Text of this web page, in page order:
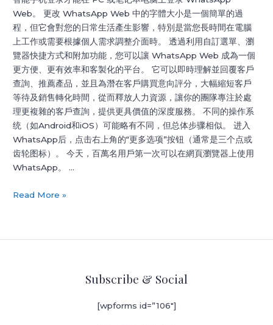
Web。 更改 WhatsApp Web 中的字體大小是一個簡單的過
程，但它會對您的日常生活產生影響，特別是當您長時間在電腦
上工作或需要根據個人需求調整介面時。 透過利用自訂選單、瀏
覽器快捷方式和附加功能，您可以讓 WhatsApp Web 成為一個
更方便、更有效率和客製化的平台。 它可以即時理解並回覆客戶
查詢、推薦產品，並且為潛在客戶購買意向評分，大幅縮短客戶
等待及銷售轉化時間，從而釋放人力資源，讓你的團隊專注於處
理更複雜的客戶查詢，提供更具價值的深度服務。 不同的操作系
统（如Android和iOS）可能略有不同，但总体步骤相似。 进入
WhatsApp后，点击右上角的“更多选项”按钮（通常是三个点或
齿轮图标）。 今天，百萬名用戶第一次可以在網頁瀏覽器上使用
WhatsApp。 …
WhatsApp
Read More »
Subscribe & Social
[wpforms id=”106″]